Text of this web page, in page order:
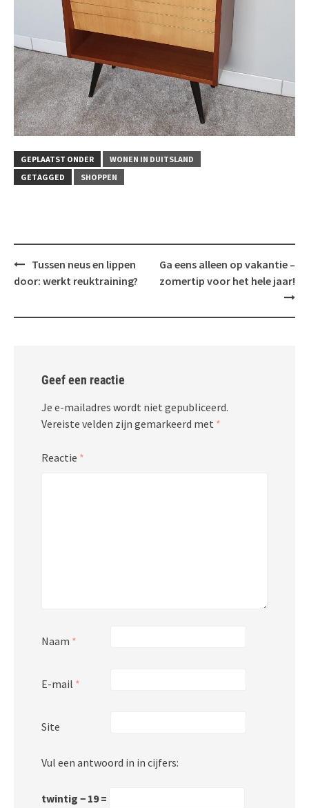
GEPLAATST ONDER
WONEN IN DUITSLAND
GETAGGED
SHOPPEN
Bericht
navigatie
Tussen neus en lippen
door: werkt reuktraining?
Ga eens alleen op vakantie –
zomertip voor het hele jaar!
Geef een reactie
Je e-mailadres wordt niet gepubliceerd.
Vereiste velden zijn gemarkeerd met *
Reactie *
Naam *
E-mail *
Site
Vul een antwoord in in cijfers:
twintig − 19 =